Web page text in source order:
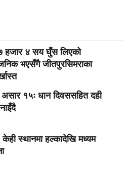
हजार ४ सय घुँस लिएको
भएसँगै जीतपुरसिमराका
१५ः धान दिवससहित दही
स्थानमा हल्कादेखि मध्यम